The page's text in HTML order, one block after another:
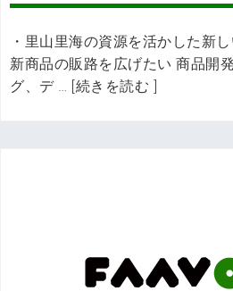
・里山里海の資源を活かした新
新商品の販路を広げたい 商品開
グ、デ … [続きを読む ]